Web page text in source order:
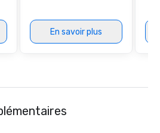
En savoir plus